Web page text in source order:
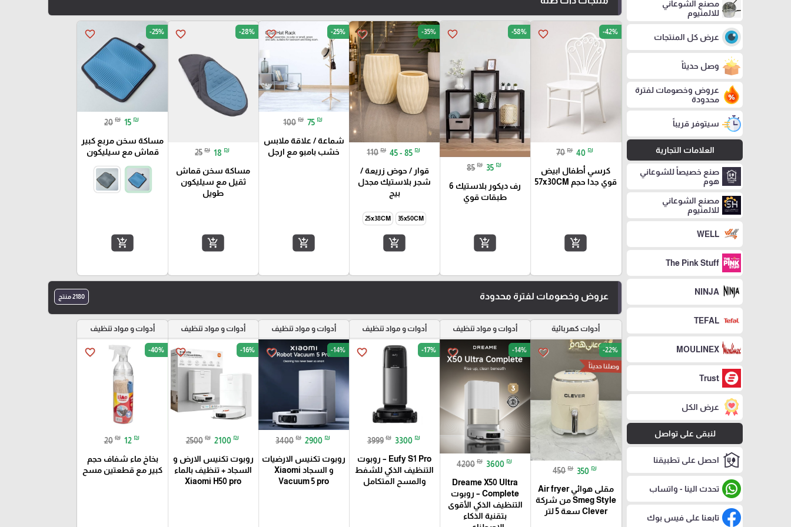
مصنع الشوعاني
للالمنيوم
عرض كل المنتجات
وصل حديثاً
عروض وخصومات لفترة
محدودة
سيتوفر قريباً
العلامات التجارية
صنع خصيصاً للشوعاني
هوم
مصنع الشوعاني
للالمنيوم
WELL
The Pink Stuff
NINJA
TEFAL
MOULINEX
Trust
عرض الكل
لنبقى على تواصل
احصل على تطبيقنا
تحدث الينا - واتساب
تابعنا على فيس بوك
favorite_border -42%
70 ₪ 40 ₪
كرسي أطفال ابيض
قوي جدا حجم 57x30CM
add_shopping_cart
favorite_border -58%
85 ₪ 35 ₪
رف ديكور بلاستيك 6
طبقات قوي
add_shopping_cart
favorite_border -35%
110 ₪ 45 - 85 ₪
قوار / حوض زريعة /
شجر بلاستيك مجدل
بيج
35x50CM
25x38CM
add_shopping_cart
favorite_border -25%
100 ₪ 75 ₪
شماعة / علاقة ملابس
خشب بامبو مع ارجل
add_shopping_cart
favorite_border -28%
25 ₪ 18 ₪
مساكة سخن قماش
ثقيل مع سيليكون
طويل
add_shopping_cart
favorite_border -25%
20 ₪ 15 ₪
مساكة سخن مربع كبير
قماش مع سيليكون
add_shopping_cart
عروض وخصومات لفترة محدودة 2180 منتج
أدوات كهربائية
favorite_border -22%
وصلنا حديثاً
450 ₪ 350 ₪
مقلى هوائي Air fryer
Smeg Style من شركة
Clever سعة 5 لتر
أدوات و مواد تنظيف
favorite_border -14%
4200 ₪ 3600 ₪
Dreame X50 Ultra
Complete – روبوت
التنظيف الذكي الأقوى
بتقنية الذكاء
أدوات و مواد تنظيف
favorite_border -17%
3999 ₪ 3300 ₪
Eufy S1 Pro – روبوت
التنظيف الذكي للشفط
والمسح المتكامل
أدوات و مواد تنظيف
favorite_border -14%
3400 ₪ 2900 ₪
روبوت تكنيس الارضيات
و السجاد Xiaomi
Vacuum 5 pro
أدوات و مواد تنظيف
favorite_border -16%
2500 ₪ 2100 ₪
روبوت تكنيس الارض و
السجاد + تنظيف بالماء
Xiaomi H50 pro
أدوات و مواد تنظيف
favorite_border -40%
20 ₪ 12 ₪
بخاخ ماء شفاف حجم
كبير مع قطعتين مسح